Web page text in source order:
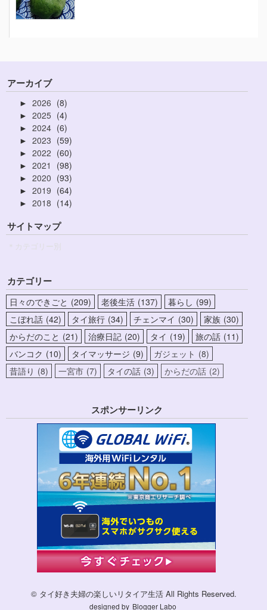
アーカイブ
► 2026 8
► 2025 4
► 2024 6
► 2023 59
► 2022 60
► 2021 98
► 2020 93
► 2019 64
► 2018 14
サイトマップ
＊カテゴリー別
カテゴリー
日々のできごと 209 老後生活 137 暮らし 99
こぼれ話 42 タイ旅行 34 チェンマイ 30 家族 30
からだのこと
21 治療日記 20 タイ 19 旅の話 11
バンコク
10 タイマッサージ 9 ガジェット
8
昔語り
8 一宮市 7 タイの話 3 からだの話 2
スポンサーリンク
© タイ好き夫婦の楽しいリタイア生活 All Rights Reserved.
designed by Blogger Labo